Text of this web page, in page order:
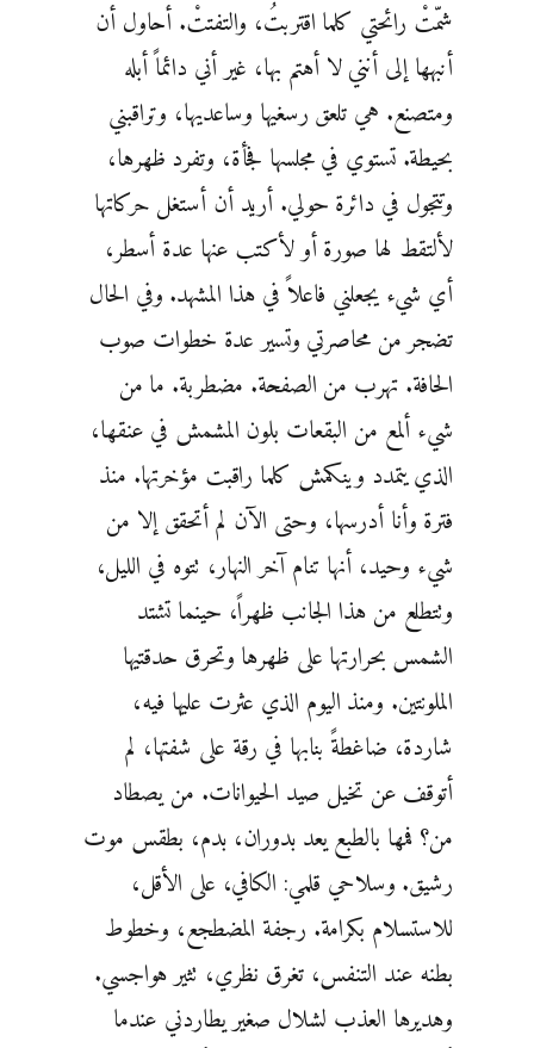
شمّتْ رائحتي كلما اقتربتُ، والتفتتْ. أحاول أن
أنبهها إلى أنني لا أهتم بها، غير أني دائماً أبله
ومتصنع. هي تلعق رسغيها وساعديها، وتراقبني
بحيطة. تستوي في مجلسها فجأة، وتفرد ظهرها،
وتتجول في دائرة حولي. أريد أن أستغل حركاتها
لألتقط لها صورة أو لأكتب عنها عدة أسطر،
أي شيء يجعلني فاعلاً في هذا المشهد. وفي الحال
تضجر من محاصرتي وتسير عدة خطوات صوب
الحافة. تهرب من الصفحة. مضطربة. ما من
شيء ألمع من البقعات بلون المشمش في عنقها،
الذي يتمدد وينكمش كلما راقبت مؤخرتها. منذ
فترة وأنا أدرسها، وحتى الآن لم أتحقق إلا من
شيء وحيد، أنها تنام آخر النهار، تتوه في الليل،
وتتطلع من هذا الجانب ظهراً، حينما تشتد
الشمس بحرارتها على ظهرها وتحرق حدقتيها
الملونتين. ومنذ اليوم الذي عثرت عليها فيه،
شاردة، ضاغطةً بنابها في رقة على شفتها، لم
أتوقف عن تخيل صيد الحيوانات. من يصطاد
من؟ فمها بالطبع يعد بدوران، بدم، بطقس موت
رشيق. وسلاحي قلمي: الكافي، على الأقل،
للاستسلام بكرامة. رجفة المضطجع، وخطوط
بطنه عند التنفس، تغرق نظري، تثير هواجسي.
وهديرها العذب لشلال صغير يطاردني عندما